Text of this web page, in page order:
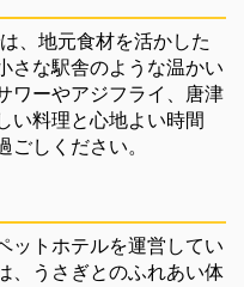
、地元食材を活かした
さな駅舎のような温かい
ワーやアジフライ、唐津
い料理と心地よい時間
ごしください。
ットホテルを運営してい
、うさぎとのふれあい体